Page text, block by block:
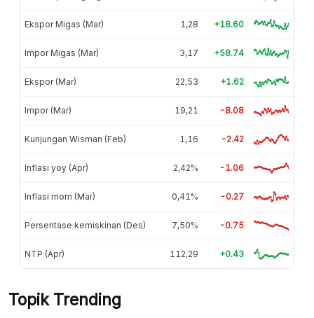
Ekspor Migas (Mar) 1,28 +18.60
Impor Migas (Mar) 3,17 +58.74
Ekspor (Mar) 22,53 +1.62
Impor (Mar) 19,21 -8.08
Kunjungan Wisman (Feb) 1,16 -2.42
Inflasi yoy (Apr) 2,42% -1.06
Inflasi mom (Mar) 0,41% -0.27
Persentase kemiskinan (Des) 7,50% -0.75
NTP (Apr) 112,29 +0.43
Topik Trending